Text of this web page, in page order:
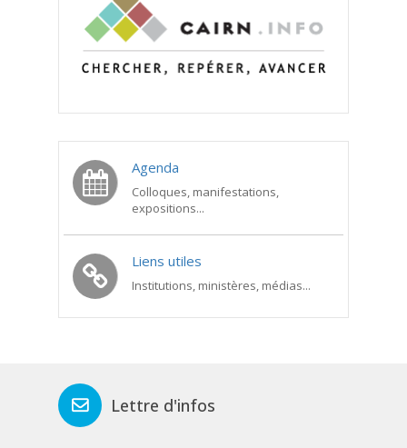
Agenda
Colloques, manifestations,
expositions...
Liens utiles
Institutions, ministères, médias...
Lettre d'infos